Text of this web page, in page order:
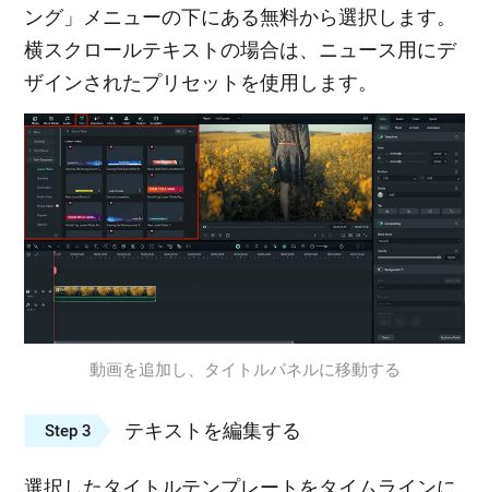
ング」メニューの下にある無料から選択します。
横スクロールテキストの場合は、ニュース用にデ
ザインされたプリセットを使用します。
動画を追加し、タイトルパネルに移動する
Step 3 テキストを編集する
選択したタイトルテンプレートをタイムラインに